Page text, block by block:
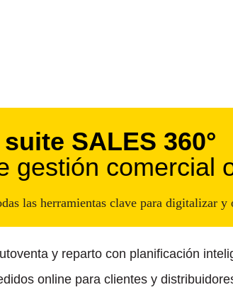
SALES 360°
gestión comercial
las herramientas clave para digitalizar
y reparto con planificación
online para clientes y